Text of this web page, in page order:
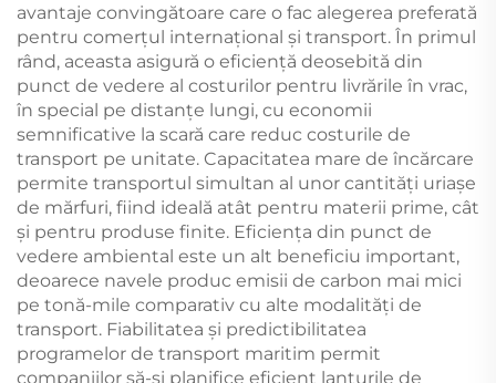
avantaje convingătoare care o fac alegerea preferată
pentru comerțul internațional și transport. În primul
rând, aceasta asigură o eficiență deosebită din
punct de vedere al costurilor pentru livrările în vrac,
în special pe distanțe lungi, cu economii
semnificative la scară care reduc costurile de
transport pe unitate. Capacitatea mare de încărcare
permite transportul simultan al unor cantități uriașe
de mărfuri, fiind ideală atât pentru materii prime, cât
și pentru produse finite. Eficiența din punct de
vedere ambiental este un alt beneficiu important,
deoarece navele produc emisii de carbon mai mici
pe tonă-mile comparativ cu alte modalități de
transport. Fiabilitatea și predictibilitatea
programelor de transport maritim permit
companiilor să-și planifice eficient lanțurile de